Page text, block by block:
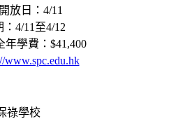
放日：4/11
4/11至4/12
年學費：$41,400
www.spc.edu.hk
祿學校